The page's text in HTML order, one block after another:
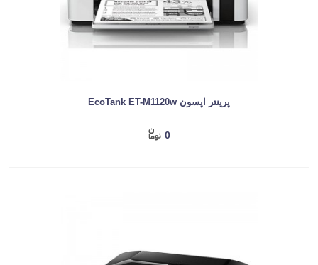
پرینتر اپسون EcoTank ET-M1120w
0